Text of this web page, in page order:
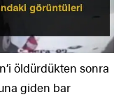
öldürdükten sonra
giden bar